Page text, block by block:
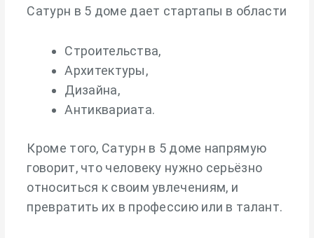
Сатурн в 5 доме дает стартапы в области
Строительства,
Архитектуры,
Дизайна,
Антиквариата.
Кроме того, Сатурн в 5 доме напрямую
говорит, что человеку нужно серьёзно
относиться к своим увлечениям, и
превратить их в профессию или в талант.